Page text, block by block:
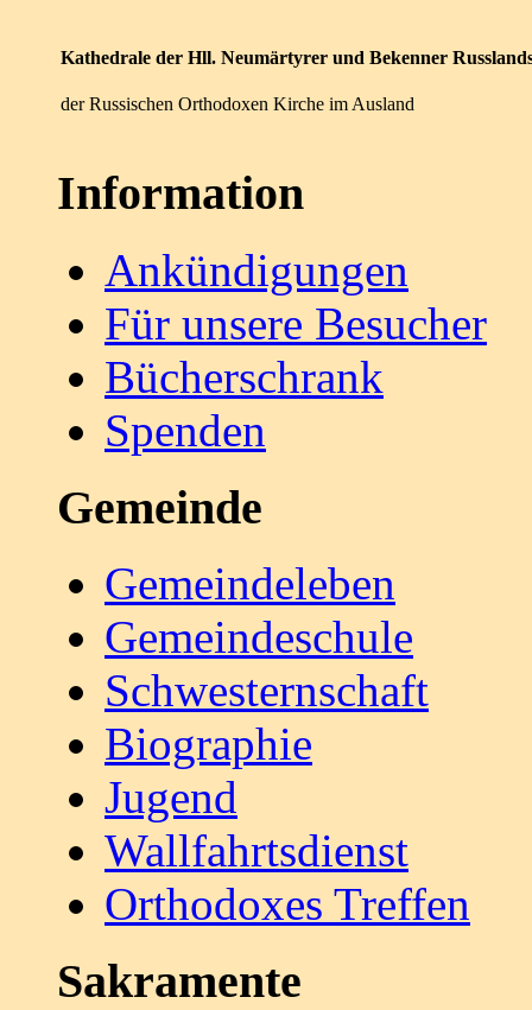
Kathedrale der Hll. Neumärtyrer und Bekenner
der Russischen Orthodoxen Kirche im Ausland
Information
Ankündigungen
Für unsere Besucher
Bücherschrank
Spenden
Gemeinde
Gemeindeleben
Gemeindeschule
Schwesternschaft
Biographie
Jugend
Wallfahrtsdienst
Orthodoxes Treffen
Sakramente